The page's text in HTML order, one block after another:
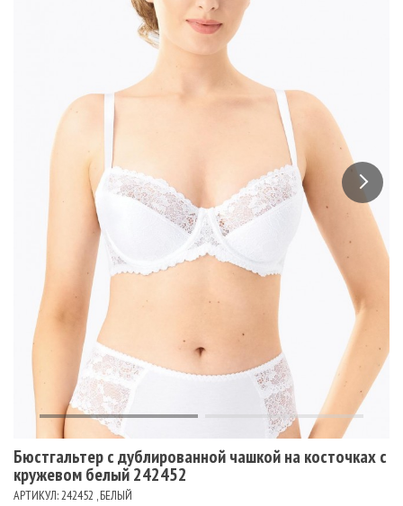
Бюстгальтер с дублированной чашкой на косточках с
кружевом белый 242452
АРТИКУЛ: 242452 , БЕЛЫЙ